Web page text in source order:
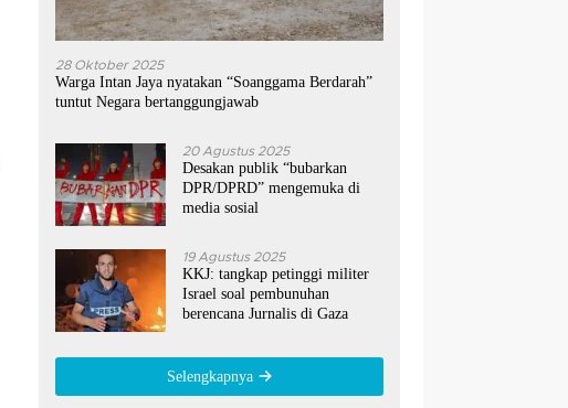
28 Oktober 2025
Warga Intan Jaya nyatakan “Soanggama Berdarah”
tuntut Negara bertanggungjawab
20 Agustus 2025
Desakan publik “bubarkan
DPR/DPRD” mengemuka di
media sosial
19 Agustus 2025
KKJ: tangkap petinggi militer
Israel soal pembunuhan
berencana Jurnalis di Gaza
Selengkapnya